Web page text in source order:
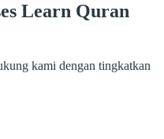
Learn Quran
kami dengan tingkatkan